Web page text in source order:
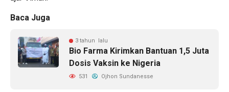
Baca Juga
3 tahun lalu
Bio Farma Kirimkan Bantuan 1,5 Juta
Dosis Vaksin ke Nigeria
531 Ojhon Sundanesse